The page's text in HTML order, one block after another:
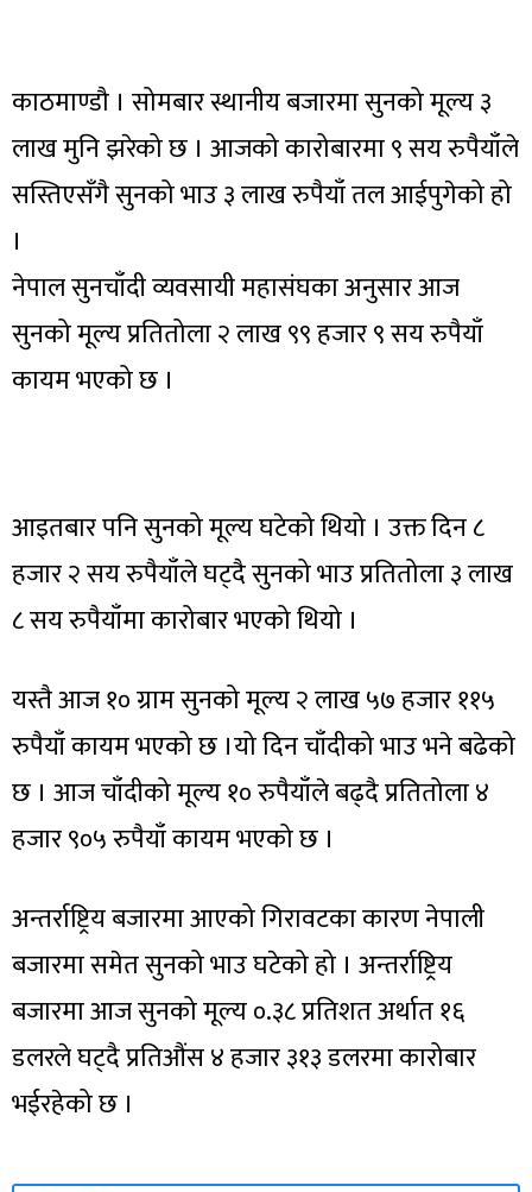
काठमाण्डौ । सोमबार स्थानीय बजारमा सुनको मूल्य ३
लाख मुनि झरेको छ । आजको कारोबारमा ९ सय रुपैयाँले
सस्तिएसँगै सुनको भाउ ३ लाख रुपैयाँ तल आईपुगेको हो
।
नेपाल सुनचाँदी व्यवसायी महासंघका अनुसार आज
सुनको मूल्य प्रतितोला २ लाख ९९ हजार ९ सय रुपैयाँ
कायम भएको छ ।
आइतबार पनि सुनको मूल्य घटेको थियो । उक्त दिन ८
हजार २ सय रुपैयाँले घट्दै सुनको भाउ प्रतितोला ३ लाख
८ सय रुपैयाँमा कारोबार भएको थियो ।
यस्तै आज १० ग्राम सुनको मूल्य २ लाख ५७ हजार ११५
रुपैयाँ कायम भएको छ ।यो दिन चाँदीको भाउ भने बढेको
छ । आज चाँदीको मूल्य १० रुपैयाँले बढ्दै प्रतितोला ४
हजार ९०५ रुपैयाँ कायम भएको छ ।
अन्तर्राष्ट्रिय बजारमा आएको गिरावटका कारण नेपाली
बजारमा समेत सुनको भाउ घटेको हो । अन्तर्राष्ट्रिय
बजारमा आज सुनको मूल्य ०.३८ प्रतिशत अर्थात १६
डलरले घट्दै प्रतिऔंस ४ हजार ३१३ डलरमा कारोबार
भईरहेको छ ।